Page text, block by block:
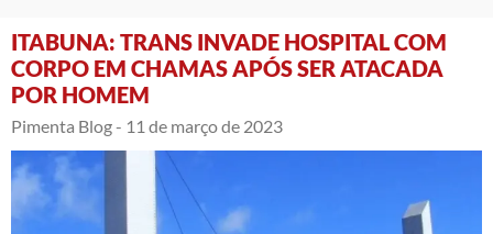
ITABUNA: TRANS INVADE HOSPITAL COM
CORPO EM CHAMAS APÓS SER ATACADA
POR HOMEM
Pimenta Blog - 11 de março de 2023